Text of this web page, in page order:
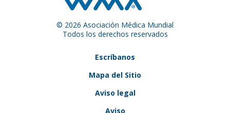
© 2026 Asociación Médica Mundial
Todos los derechos reservados
Escríbanos
Mapa del Sitio
Aviso legal
Aviso